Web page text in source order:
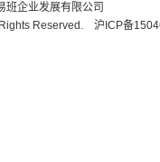
企业发展有限公司
Reserved. 沪ICP备